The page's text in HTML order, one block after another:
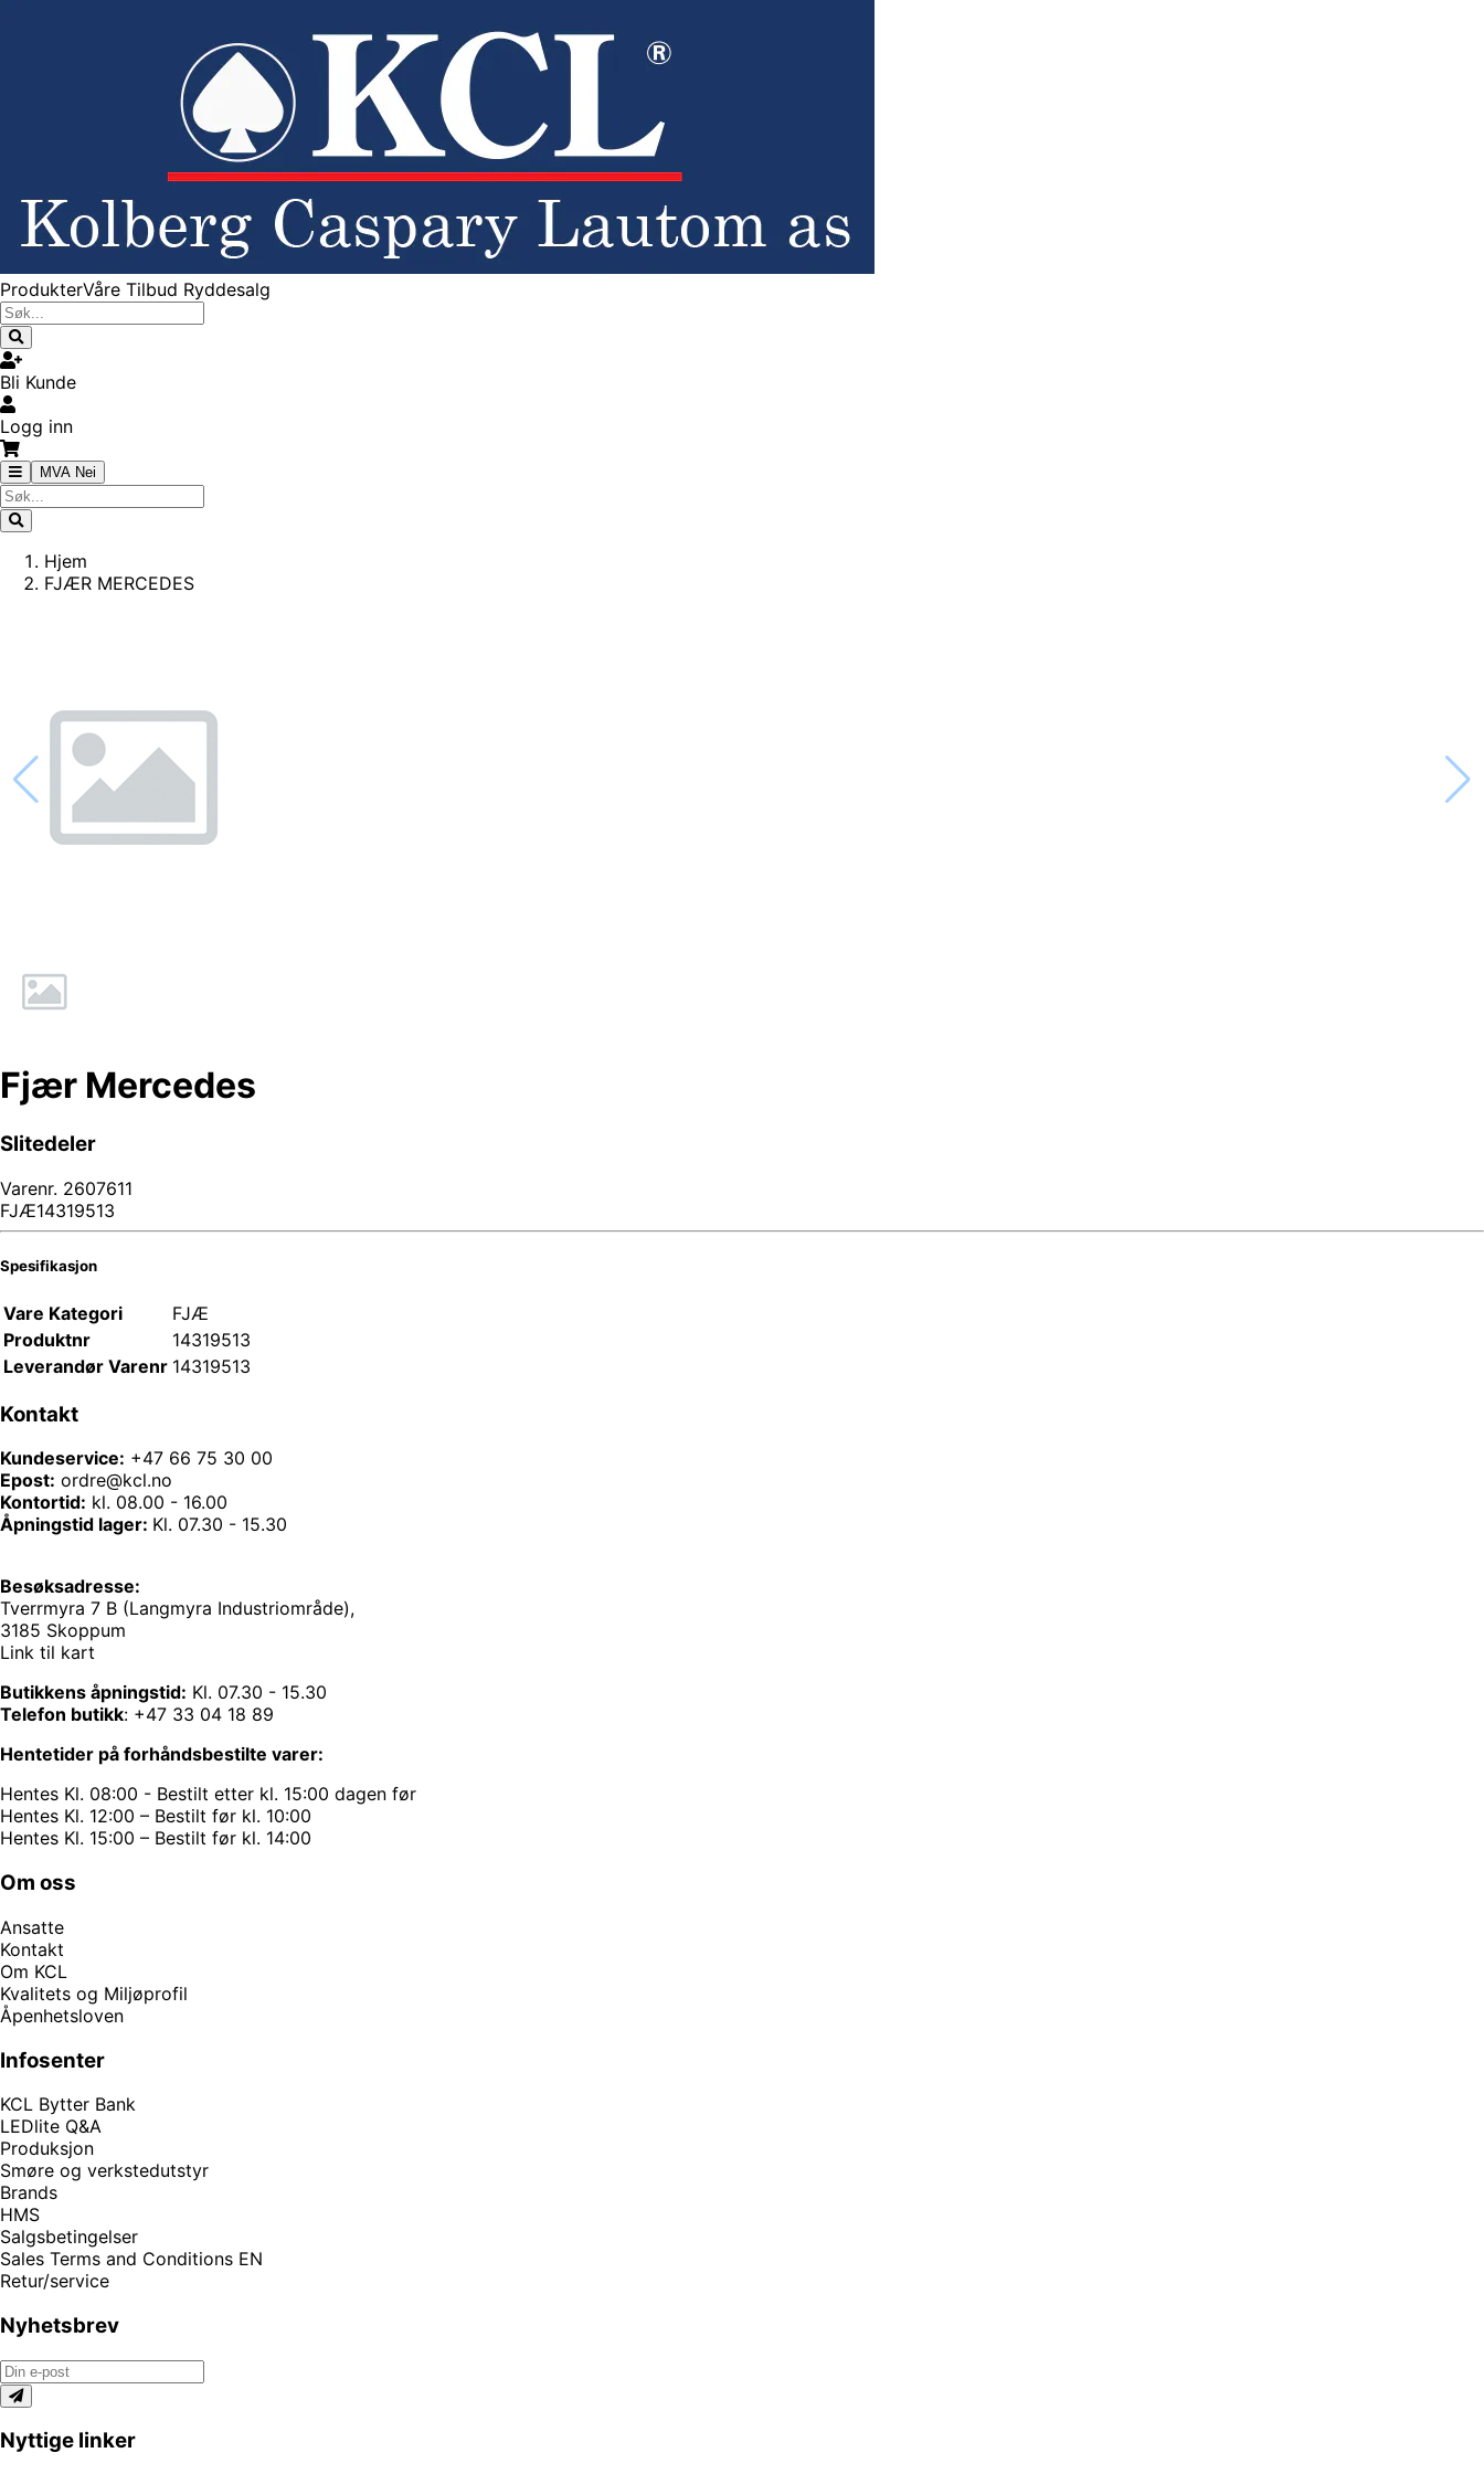
ProdukterVåre Tilbud Ryddesalg
Bli Kunde
Logg inn
MVA Nei
Hjem
FJÆR MERCEDES
Fjær Mercedes
Slitedeler
Varenr. 2607611
FJÆ14319513
Spesifikasjon
Vare Kategori
FJÆ
Produktnr
14319513
Leverandør Varenr 14319513
Kontakt
Kundeservice: +47 66 75 30 00
Epost: ordre@kcl.no
Kontortid: kl. 08.00 - 16.00
Åpningstid lager: Kl. 07.30 - 15.30
Besøksadresse:
Tverrmyra 7 B (Langmyra Industriområde),
3185 Skoppum
Link til kart
Butikkens åpningstid: Kl. 07.30 - 15.30
Telefon butikk: +47 33 04 18 89
Hentetider på forhåndsbestilte varer:
Hentes Kl. 08:00 - Bestilt etter kl. 15:00 dagen før
Hentes Kl. 12:00 – Bestilt før kl. 10:00
Hentes Kl. 15:00 – Bestilt før kl. 14:00
Om oss
Ansatte
Kontakt
Om KCL
Kvalitets og Miljøprofil
Åpenhetsloven
Infosenter
KCL Bytter Bank
LEDlite Q&A
Produksjon
Smøre og verkstedutstyr
Brands
HMS
Salgsbetingelser
Sales Terms and Conditions EN
Retur/service
Nyhetsbrev
Nyttige linker